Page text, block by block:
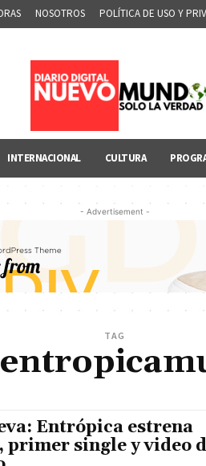
NOSOTROS POLÍTICA DE USO Y
INTERNACIONAL CULTURA
- Advertisement -
TAG
Entrópica estrena
primer single y video